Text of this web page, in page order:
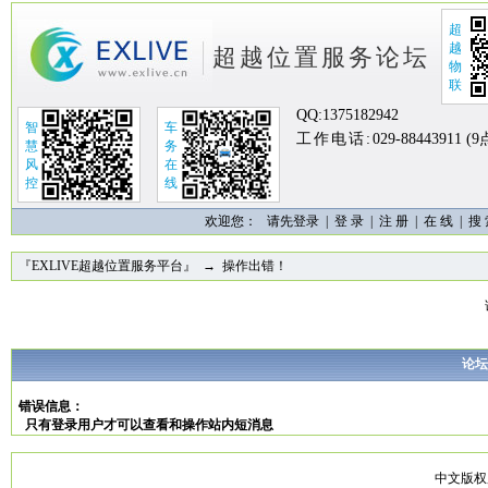
超越位置服务论坛
超
越
物
联
智
慧
风
控
车
务
在
线
QQ:1375182942
工作电话: 029-88443911 (9
欢迎您： 请先登录 | 登 录 注 册 在 线 搜
『EXLIVE超越位置服务平台』 → 操作出错！
论
错误信息：
只有登录用户才可以查看和操作站内短消息
中文版